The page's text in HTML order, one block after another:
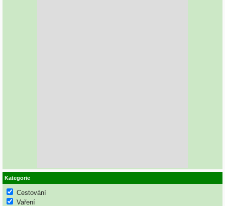
Kategorie
Cestování
Vaření